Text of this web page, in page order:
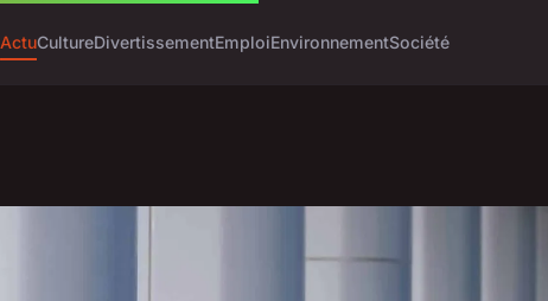
ActuCultureDivertissementEmploiEnvironnementSociété